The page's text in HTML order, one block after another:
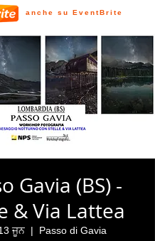
Gavia (BS) -
& Via Lattea
ਜੂਨ
  |
Passo di Gavia
anche su EventBrite